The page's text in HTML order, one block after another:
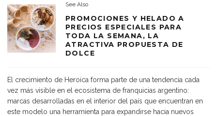
See Also
PROMOCIONES Y HELADO A
PRECIOS ESPECIALES PARA
TODA LA SEMANA, LA
ATRACTIVA PROPUESTA DE
DOLCE
El crecimiento de Heroica forma parte de una tendencia cada
vez más visible en el ecosistema de franquicias argentino:
marcas desarrolladas en el interior del país que encuentran en
este modelo una herramienta para expandirse hacia nuevos